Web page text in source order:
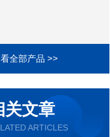
全部产品 >>
关文章
ARTICLES